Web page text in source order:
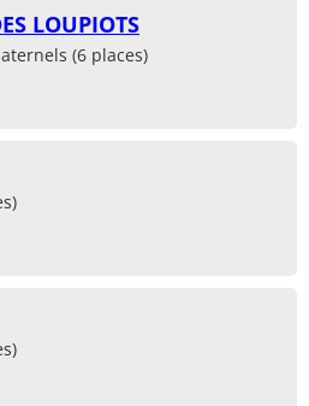
LOUPIOTS
(6 places)